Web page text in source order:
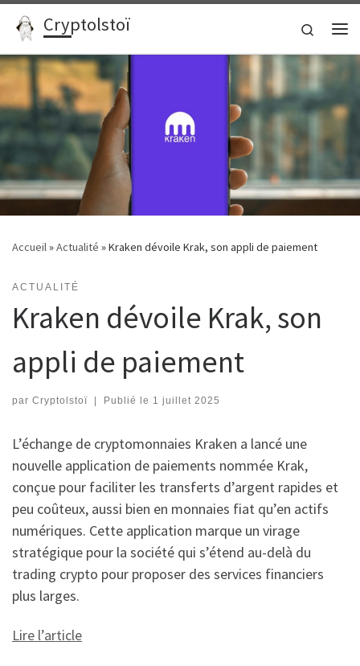
Passer au contenu
Cryptolstoï
Search
Accueil»Actualité »Kraken dévoile Krak, son appli de paiement
ACTUALITÉ
Kraken dévoile Krak, son
appli de paiement
par Cryptolstoï | Publié le 1 juillet 2025
L’échange de cryptomonnaies Kraken a lancé une
nouvelle application de paiements nommée Krak,
conçue pour faciliter les transferts d’argent rapides et
peu coûteux, aussi bien en monnaies fiat qu’en actifs
numériques. Cette application marque un virage
stratégique pour la société qui s’étend au-delà du
trading crypto pour proposer des services financiers
plus larges.
Lire l’article